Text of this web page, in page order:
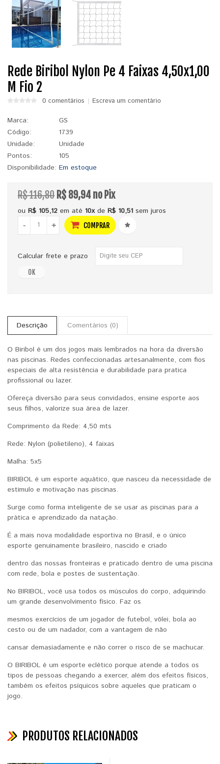
Rede Biribol Nylon Pe 4 Faixas 4,50x1,00
M Fio 2
0 comentários Escreva um comentário
Marca:
GS
Código:
1739
Unidade:
Unidade
Pontos:
105
Disponibilidade: Em estoque
R$ 116,80 R$ 89,94 no Pix
ou R$ 105,12 em até 10xde R$ 10,51 sem juros
-
+ COMPRAR
Calcular frete e prazo
OK
Descrição Comentários (0)
O Biribol é um dos jogos mais lembrados na hora da diversão
nas piscinas. Redes confeccionadas artesanalmente, com fios
especiais de alta resistência e durabilidade para pratica
profissional ou lazer.
Ofereça diversão para seus convidados, ensine esporte aos
seus filhos, valorize sua área de lazer.
Comprimento da Rede: 4,50 mts
Rede: Nylon (polietileno), 4 faixas
Malha: 5x5
BIRIBOL é um esporte aquático, que nasceu da necessidade de
estimulo e motivação nas piscinas.
Surge como forma inteligente de se usar as piscinas para a
prática e aprendizado da natação.
É a mais nova modalidade esportiva no Brasil, e o único
esporte genuinamente brasileiro, nascido e criado
dentro das nossas fronteiras e praticado dentro de uma piscina
com rede, bola e postes de sustentação.
No BIRIBOL, você usa todos os músculos do corpo, adquirindo
um grande desenvolvimento físico. Faz os
mesmos exercícios de um jogador de futebol, vôlei, bola ao
cesto ou de um nadador, com a vantagem de não
cansar demasiadamente e não correr o risco de se machucar.
O BIRIBOL é um esporte eclético porque atende a todos os
tipos de pessoas chegando a exercer, além dos efeitos físicos,
também os efeitos psíquicos sobre aqueles que praticam o
jogo.
PRODUTOS RELACIONADOS